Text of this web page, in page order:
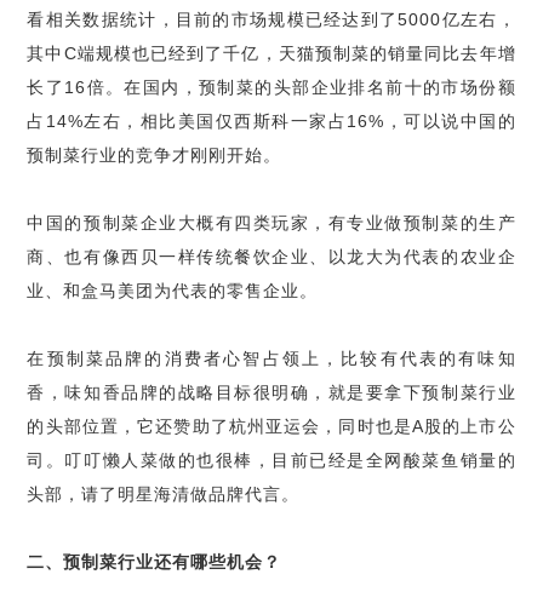
看相关数据统计，目前的市场规模已经达到了5000亿左右，
其中C端规模也已经到了千亿，天猫预制菜的销量同比去年增
长了16倍。在国内，预制菜的头部企业排名前十的市场份额
占14%左右，相比美国仅西斯科一家占16%，可以说中国的
预制菜行业的竞争才刚刚开始。
中国的预制菜企业大概有四类玩家，有专业做预制菜的生产
商、也有像西贝一样传统餐饮企业、以龙大为代表的农业企
业、和盒马美团为代表的零售企业。
在预制菜品牌的消费者心智占领上，比较有代表的有味知
香，味知香品牌的战略目标很明确，就是要拿下预制菜行业
的头部位置，它还赞助了杭州亚运会，同时也是A股的上市公
司。叮叮懒人菜做的也很棒，目前已经是全网酸菜鱼销量的
头部，请了明星海清做品牌代言。
二、预制菜行业还有哪些机会？